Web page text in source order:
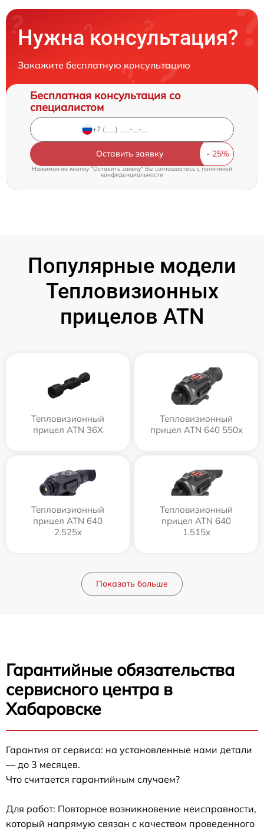
Нужна консультация?
Закажите бесплатную консультацию
Бесплатная консультация со
специалистом
Оставить заявку
Нажимая на кнопку "Оставить заявку" Вы соглашаетесь cполитикой
конфиденциальности
Популярные модели
Тепловизионных
прицелов ATN
Тепловизионный
прицел ATN 36X
Тепловизионный
прицел ATN 640 550x
Тепловизионный
прицел ATN 640
2.525x
Тепловизионный
прицел ATN 640
1.515x
Показать больше
Гарантийные обязательства
сервисного центра в
Хабаровске
Гарантия от сервиса: на установленные нами детали
— до 3 месяцев.
Что считается гарантийным случаем?
Для работ: Повторное возникновение неисправности,
который напрямую связан с качеством проведенного